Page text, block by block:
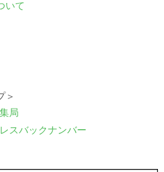
いて
＞
局
スバックナンバー